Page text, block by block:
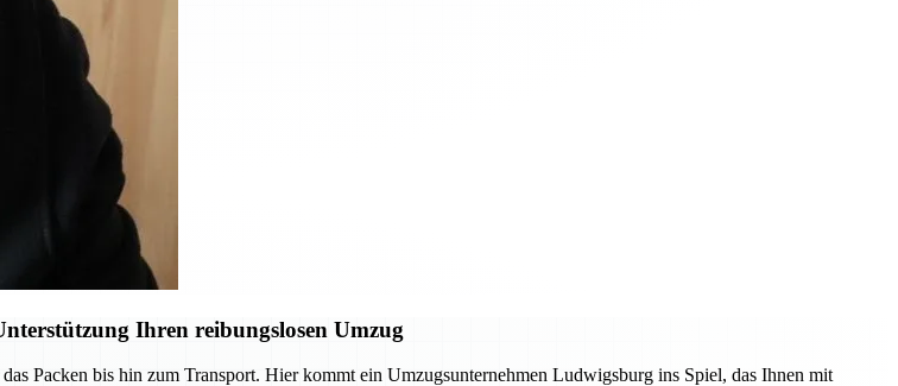
Ihren reibungslosen Umzug
Packen bis hin zum Transport. Hier kommt ein Umzugsunternehmen Ludwigsburg ins Spiel, das Ihnen mit